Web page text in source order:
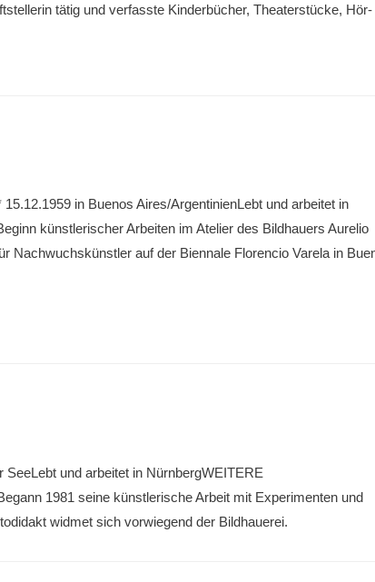
tätig und verfasste Kinderbücher, Theaterstücke,
in Buenos Aires/ArgentinienLebt und arbeitet in
künstlerischer Arbeiten im Atelier des Bildhauers Aurelio
Nachwuchskünstler auf der Biennale Florencio Varela in
und arbeitet in NürnbergWEITERE
1981 seine künstlerische Arbeit mit Experimenten und
widmet sich vorwiegend der Bildhauerei.